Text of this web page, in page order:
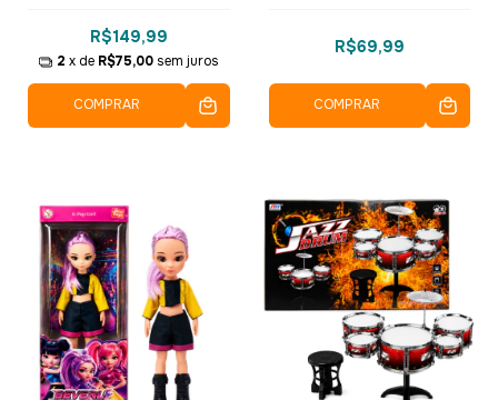
R$149,99
2 x de R$75,00 sem juros
COMPRAR
R$69,99
COMPRAR